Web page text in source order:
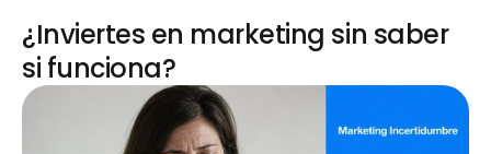
¿Inviertes en marketing sin saber
si funciona?